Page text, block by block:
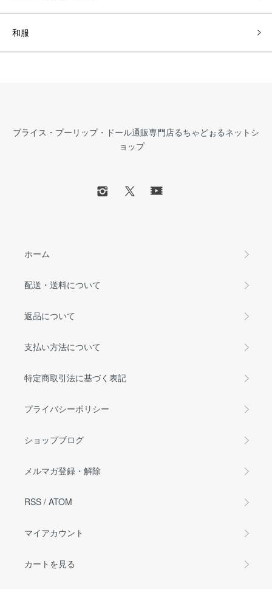
和服
ブライス・プーリップ・ドール通販専門店るちゃどぉるネットシ
ョップ
ホーム
配送・送料について
返品について
支払い方法について
特定商取引法に基づく表記
プライバシーポリシー
ショップブログ
メルマガ登録・解除
RSS / ATOM
マイアカウント
カートを見る